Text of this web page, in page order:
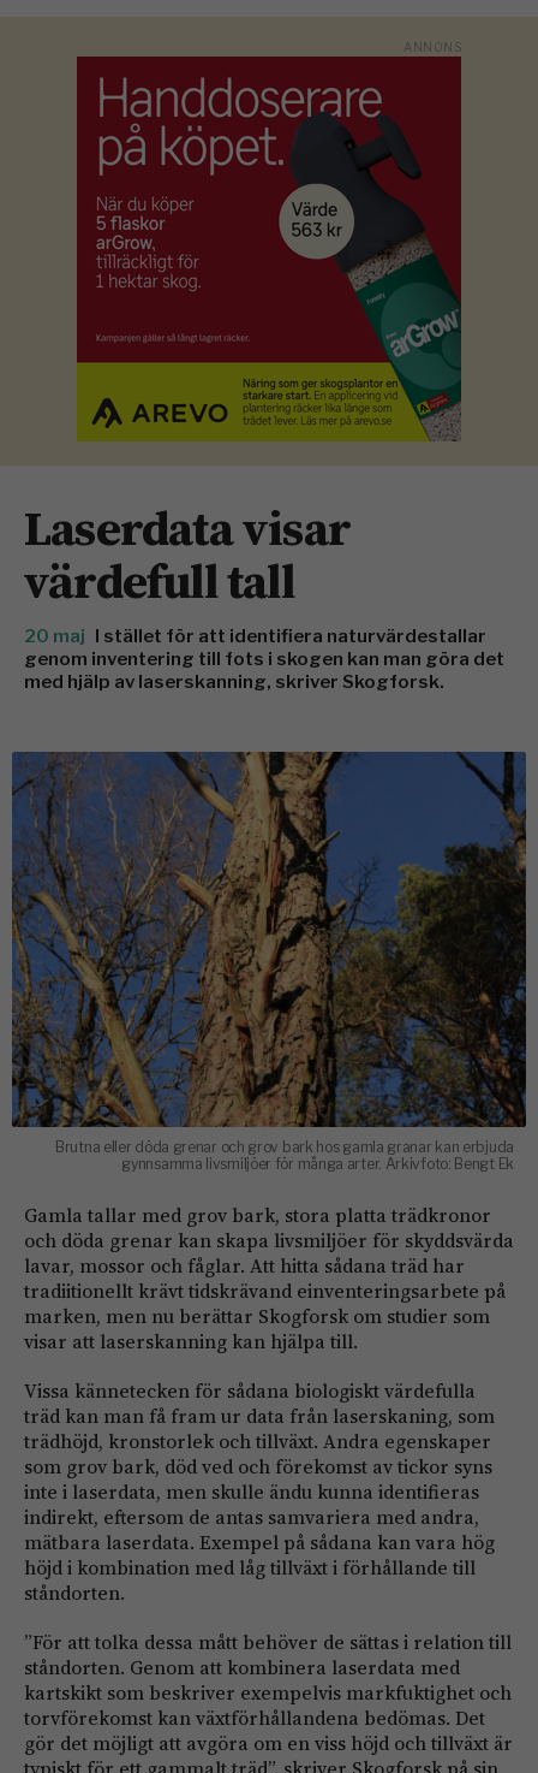
Laserdata visar
värdefull tall
20 maj I stället för att identifiera naturvärdestallar
genom inventering till fots i skogen kan man göra det
med hjälp av laserskanning, skriver Skogforsk.
Brutna eller döda grenar och grov bark hos gamla granar kan erbjuda
gynnsamma livsmiljöer för många arter. Arkivfoto: Bengt Ek
Gamla tallar med grov bark, stora platta trädkronor
och döda grenar kan skapa livsmiljöer för skyddsvärda
lavar, mossor och fåglar. Att hitta sådana träd har
tradiitionellt krävt tidskrävand einventeringsarbete på
marken, men nu berättar Skogforsk om studier som
visar att laserskanning kan hjälpa till.
Vissa kännetecken för sådana biologiskt värdefulla
träd kan man få fram ur data från laserskaning, som
trädhöjd, kronstorlek och tillväxt. Andra egenskaper
som grov bark, död ved och förekomst av tickor syns
inte i laserdata, men skulle ändu kunna identifieras
indirekt, eftersom de antas samvariera med andra,
mätbara laserdata. Exempel på sådana kan vara hög
höjd i kombination med låg tillväxt i förhållande till
ståndorten.
”För att tolka dessa mått behöver de sättas i relation till
ståndorten. Genom att kombinera laserdata med
kartskikt som beskriver exempelvis markfuktighet och
torvförekomst kan växtförhållandena bedömas. Det
gör det möjligt att avgöra om en viss höjd och tillväxt är